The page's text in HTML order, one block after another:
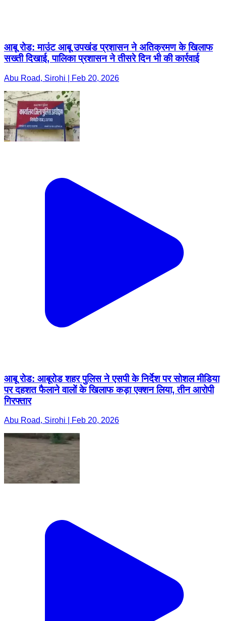
आबू रोड: माउंट आबू उपखंड प्रशासन ने अतिक्रमण के खिलाफ
सख्ती दिखाई, पालिका प्रशासन ने तीसरे दिन भी की कार्रवाई
Abu Road, Sirohi | Feb 20, 2026
आबू रोड: आबूरोड शहर पुलिस ने एसपी के निर्देश पर सोशल मीडिया
पर दहशत फैलाने वालों के खिलाफ कड़ा एक्शन लिया, तीन आरोपी
गिरफ्तार
Abu Road, Sirohi | Feb 20, 2026